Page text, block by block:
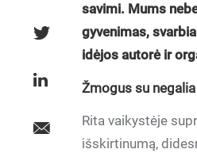
savimi. Mums
gyvenimas,
idėjos autorė ir
Žmogus su
Rita vaikystėje
išskirtinumą,